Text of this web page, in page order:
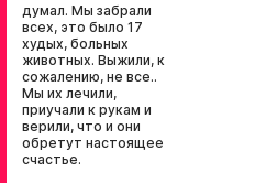
думал. Мы забрали
всех, это было 17
худых, больных
животных. Выжили, к
сожалению, не все..
Мы их лечили,
приучали к рукам и
верили, что и они
обретут настоящее
счастье.